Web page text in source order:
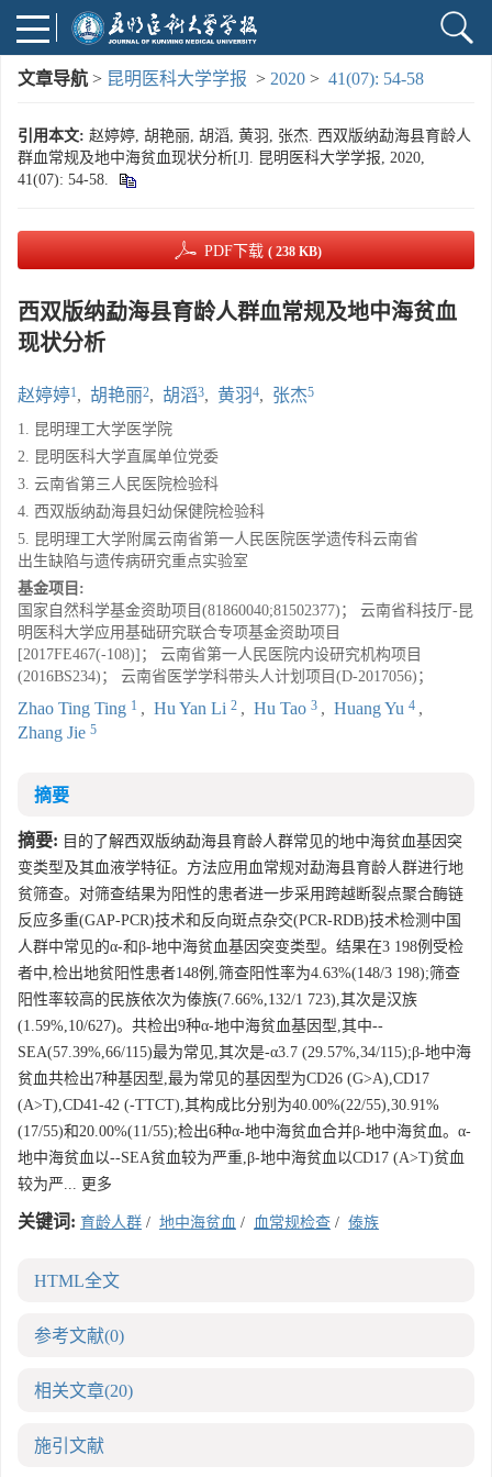
文章导航 > 昆明医科大学学报 > 2020 > 41(07): 54-58
引用本文: 赵婷婷, 胡艳丽, 胡滔, 黄羽, 张杰. 西双版纳勐海县育龄人
群血常规及地中海贫血现状分析[J]. 昆明医科大学学报, 2020,
41(07): 54-58.
PDF下载 ( 238 KB)
西双版纳勐海县育龄人群血常规及地中海贫血
现状分析
赵婷婷1, 胡艳丽2, 胡滔3, 黄羽4, 张杰5
1. 昆明理工大学医学院
2. 昆明医科大学直属单位党委
3. 云南省第三人民医院检验科
4. 西双版纳勐海县妇幼保健院检验科
5. 昆明理工大学附属云南省第一人民医院医学遗传科云南省
出生缺陷与遗传病研究重点实验室
基金项目:
国家自然科学基金资助项目(81860040;81502377)； 云南省科技厅-昆
明医科大学应用基础研究联合专项基金资助项目
[2017FE467(-108)]； 云南省第一人民医院内设研究机构项目
(2016BS234)； 云南省医学学科带头人计划项目(D-2017056)；
Zhao Ting Ting 1 , Hu Yan Li 2 , Hu Tao 3 , Huang Yu 4 ,
Zhang Jie 5
摘要
摘要: 目的了解西双版纳勐海县育龄人群常见的地中海贫血基因突
变类型及其血液学特征。方法应用血常规对勐海县育龄人群进行地
贫筛查。对筛查结果为阳性的患者进一步采用跨越断裂点聚合酶链
反应多重(GAP-PCR)技术和反向斑点杂交(PCR-RDB)技术检测中国
人群中常见的α-和β-地中海贫血基因突变类型。结果在3 198例受检
者中,检出地贫阳性患者148例,筛查阳性率为4.63%(148/3 198);筛查
阳性率较高的民族依次为傣族(7.66%,132/1 723),其次是汉族
(1.59%,10/627)。共检出9种α-地中海贫血基因型,其中--
SEA(57.39%,66/115)最为常见,其次是-α3.7 (29.57%,34/115);β-地中海
贫血共检出7种基因型,最为常见的基因型为CD26 (G>A),CD17
(A>T),CD41-42 (-TTCT),其构成比分别为40.00%(22/55),30.91%
(17/55)和20.00%(11/55);检出6种α-地中海贫血合并β-地中海贫血。α-
地中海贫血以--SEA贫血较为严重,β-地中海贫血以CD17 (A>T)贫血
较为严... 更多
关键词: 育龄人群 / 地中海贫血 / 血常规检查 / 傣族
HTML全文
参考文献(0)
相关文章(20)
施引文献